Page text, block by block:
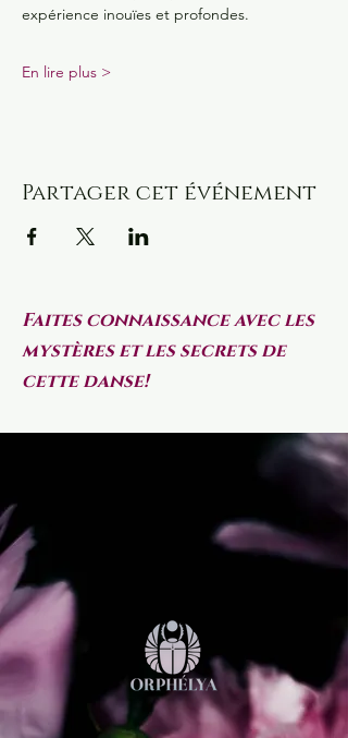
expérience inouïes et profondes.
En lire plus >
Partager cet événement
Faites connaissance avec les
mystères et les secrets de
cette danse!